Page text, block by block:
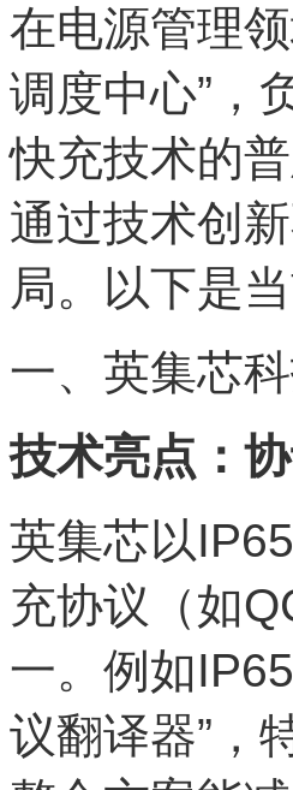
在电源管理
调度中心”，
快充技术的
通过技术创
局。以下是
一、英集芯科
技术亮点：
英集芯以
充协议（如
一。例如
议翻译器”，